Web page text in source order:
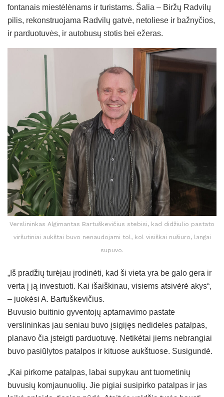
fontanais miestėlėnams ir turistams. Šalia – Biržų Radvilų
pilis, rekonstruojama Radvilų gatvė, netoliese ir bažnyčios,
ir parduotuvės, ir autobusų stotis bei ežeras.
Verslininkas Algimantas Bartuškevičius stebisi, kad didžiulio pastato
viršutiniai aukštai buvo nenaudojami tol, kol visiškai nušiuro, langai
supuvo.
„Iš pradžių turėjau įrodinėti, kad ši vieta yra be galo gera ir
verta į ją investuoti. Kai išaiškinau, visiems atsivėrė akys“,
– juokėsi A. Bartuškevičius.
Buvusio buitinio gyventojų aptarnavimo pastate
verslininkas jau seniau buvo įsigijęs nedideles patalpas,
planavo čia įsteigti parduotuvę. Netikėtai jiems nebrangiai
buvo pasiūlytos patalpos ir kituose aukštuose. Susigundė.
„Kai pirkome patalpas, labai supykau ant tuometinių
buvusių komjaunuolių. Jie pigiai susipirko patalpas ir jas